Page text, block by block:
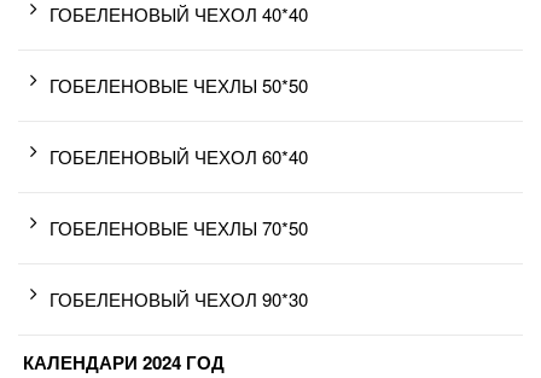
ГОБЕЛЕНОВЫЙ ЧЕХОЛ 40*40
ГОБЕЛЕНОВЫЕ ЧЕХЛЫ 50*50
ГОБЕЛЕНОВЫЙ ЧЕХОЛ 60*40
ГОБЕЛЕНОВЫЕ ЧЕХЛЫ 70*50
ГОБЕЛЕНОВЫЙ ЧЕХОЛ 90*30
КАЛЕНДАРИ 2024 ГОД